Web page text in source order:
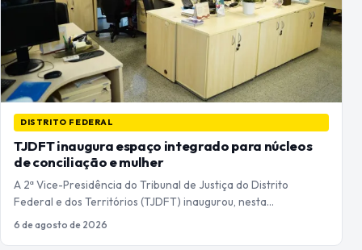
DISTRITO FEDERAL
TJDFT inaugura espaço integrado para núcleos
de conciliação e mulher
A 2ª Vice-Presidência do Tribunal de Justiça do Distrito
Federal e dos Territórios (TJDFT) inaugurou, nesta…
6 de agosto de 2026